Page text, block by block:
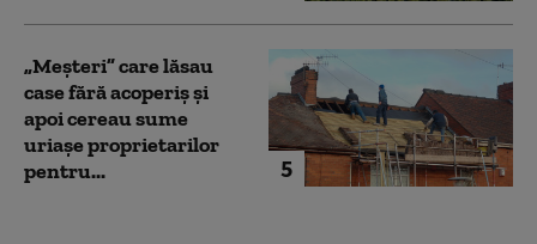
5
„Meșteri” care lăsau
case fără acoperiș și
apoi cereau sume
uriașe proprietarilor
pentru...